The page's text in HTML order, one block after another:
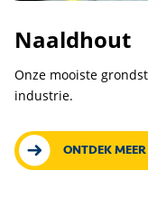
Naaldhout
Onze mooiste
industrie.
ONTDEK MEER